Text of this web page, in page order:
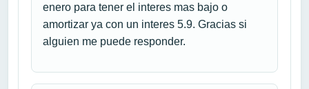
enero para tener el interes mas bajo o
amortizar ya con un interes 5.9. Gracias si
alguien me puede responder.